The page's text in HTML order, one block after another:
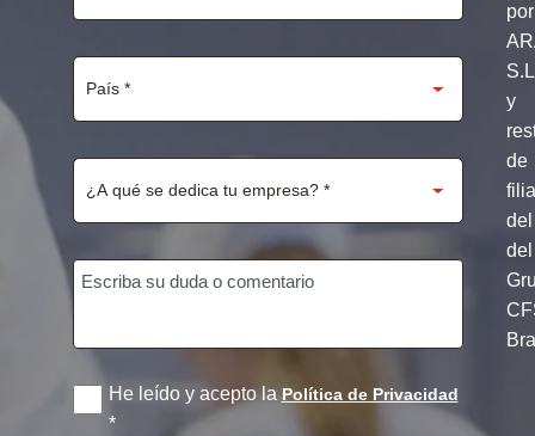
por
y
de
del
del
He leído y acepto laPolítica de Privacidad
*